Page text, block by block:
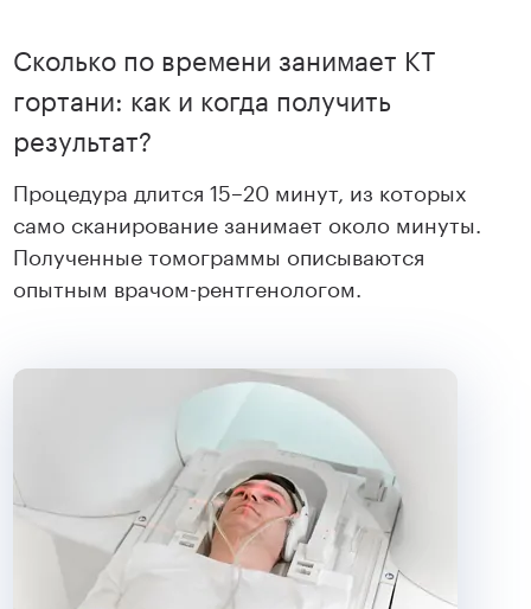
Сколько по времени занимает КТ
гортани: как и когда получить
результат?
Процедура длится 15–20 минут, из которых
само сканирование занимает около минуты.
Полученные томограммы описываются
опытным врачом-рентгенологом.